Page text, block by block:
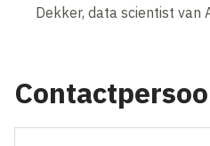
Dekker, data scientist van